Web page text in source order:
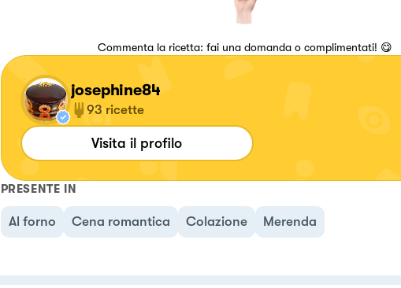
Commenta la ricetta: fai una domanda o complimentati! 😋
josephine84
93 ricette
Visita il profilo
PRESENTE IN
Al forno Cena romantica Colazione Merenda